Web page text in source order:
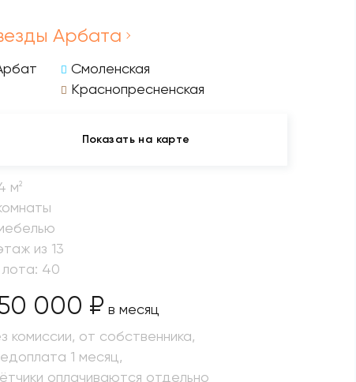
Арбата
Смоленская
Краснопресненская
Показать на карте
м2
из 13
лота: 40
000 ₽ в месяц
комиссии, от собственника,
1 месяц,
оплачиваются отдельно